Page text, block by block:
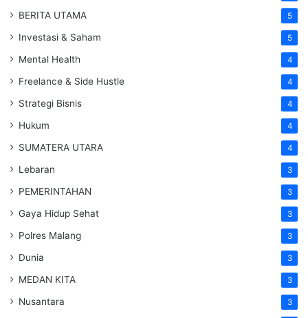
BERITA UTAMA 5
Investasi & Saham 5
Mental Health 4
Freelance & Side Hustle 4
Strategi Bisnis 4
Hukum 4
SUMATERA UTARA 4
Lebaran 3
PEMERINTAHAN 3
Gaya Hidup Sehat 3
Polres Malang 3
Dunia 3
MEDAN KITA 3
Nusantara 3